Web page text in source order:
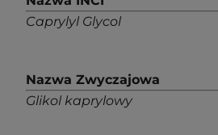
Caprylyl Glycol
Nazwa Zwyczajowa
Glikol kaprylowy